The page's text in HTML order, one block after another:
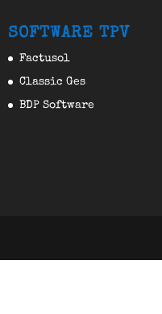
SOFTWARE TPV
Factusol
Classic Ges
BDP Software